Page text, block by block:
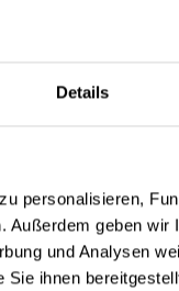
Details
personalisieren,
geben
und Analysen
ihnen